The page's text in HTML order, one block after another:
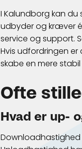
I Kalundborg kan
udbyder og kræver
service og support.
Hvis udfordringen
skabe en mere
Ofte
Hvad er up-
Downloadhastighed